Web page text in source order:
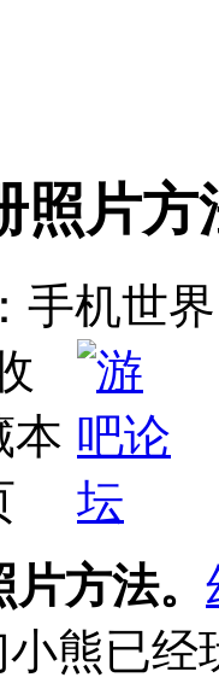
照片方
手机世界
方法。
熊已